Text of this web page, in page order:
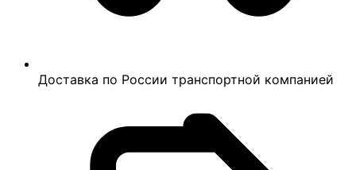
Доставка по России транспортной компанией